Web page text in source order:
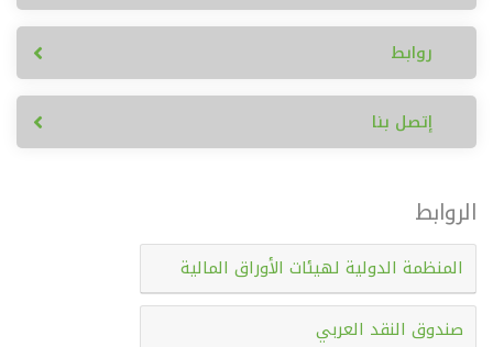
روابط
إتصل بنا
الروابط
المنظمة الدولية لهيئات الأوراق المالية
صندوق النقد العربي